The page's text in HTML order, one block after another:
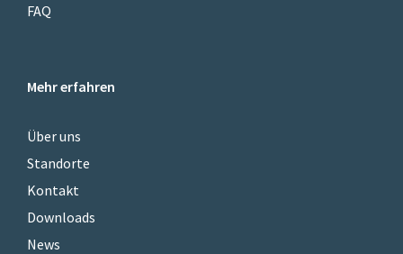
FAQ
Mehr erfahren
Über uns
Standorte
Kontakt
Downloads
News